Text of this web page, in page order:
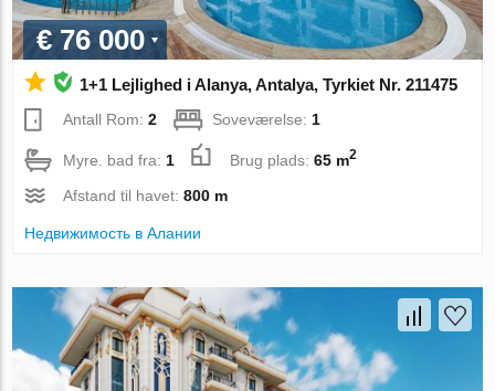
€ 76 000
1+1 Lejlighed i Alanya, Antalya, Tyrkiet Nr. 211475
Antall Rom:2 Soveværelse:1
Myre. bad fra: 1 Brug plads:65 m2
Afstand til havet:800 m
Недвижимость в Алании